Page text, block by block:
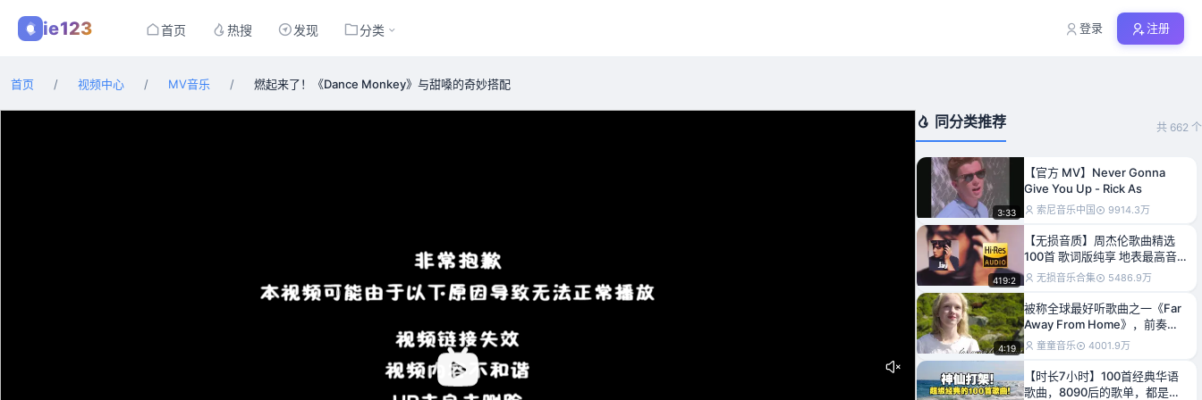
ie123 首页 热搜 发现 分类 登录 注册
首页 / 视频中心 / MV音乐 / 燃起来了！《Dance Monkey》与甜嗓的奇妙搭配
同分类推荐 共 662 个
3:33
【官方 MV】Never Gonna
Give You Up - Rick As
索尼音乐中国 9914.3万
419:2
【无损音质】周杰伦歌曲精选
100首 歌词版纯享 地表最高音
质 每一首都是顶级文案
无损音乐合集 5486.9万
4:19
被称全球最好听歌曲之一《Far
Away From Home》，前奏一
响就沦陷
童童音乐 4001.9万
【时长7小时】100首经典华语
歌曲，8090后的歌单，都是当